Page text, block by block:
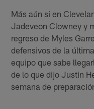
Más aún si en
Jadeveon Clowney y
regreso de Myles
defensivos de la
equipo que sabe
de lo que dijo Justin
semana de